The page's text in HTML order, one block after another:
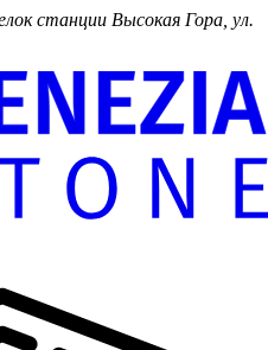
станции Высокая Гора, ул.